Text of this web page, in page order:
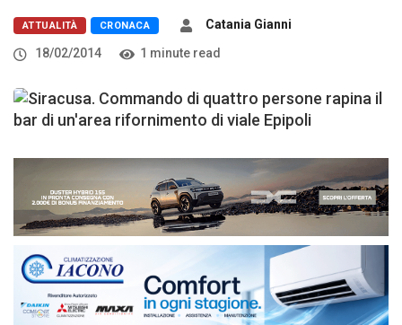
ATTUALITÀ CRONACA
Catania Gianni
18/02/2014
1 minute read